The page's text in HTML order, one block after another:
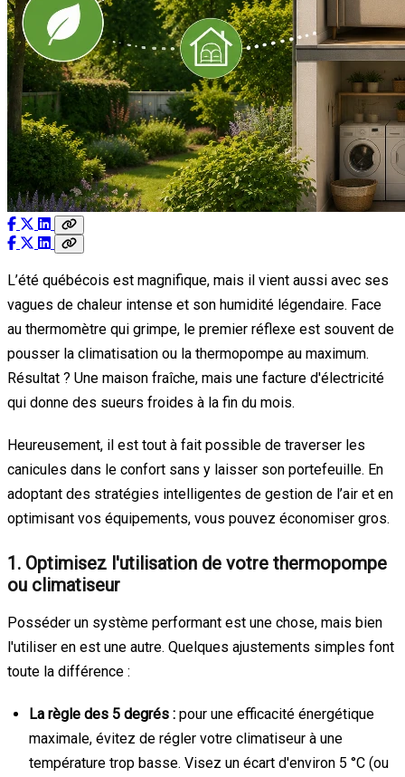
L’été québécois est magnifique, mais il vient aussi avec ses
vagues de chaleur intense et son humidité légendaire. Face
au thermomètre qui grimpe, le premier réflexe est souvent de
pousser la climatisation ou la thermopompe au maximum.
Résultat ? Une maison fraîche, mais une facture d'électricité
qui donne des sueurs froides à la fin du mois.
Heureusement, il est tout à fait possible de traverser les
canicules dans le confort sans y laisser son portefeuille. En
adoptant des stratégies intelligentes de gestion de l’air et en
optimisant vos équipements, vous pouvez économiser gros.
1. Optimisez l'utilisation de votre thermopompe
ou climatiseur
Posséder un système performant est une chose, mais bien
l'utiliser en est une autre. Quelques ajustements simples font
toute la différence :
La règle des 5 degrés : pour une efficacité énergétique
maximale, évitez de régler votre climatiseur à une
température trop basse. Visez un écart d'environ 5 °C (ou